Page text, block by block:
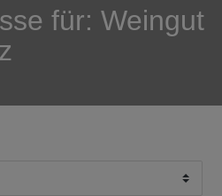
für: Weingut